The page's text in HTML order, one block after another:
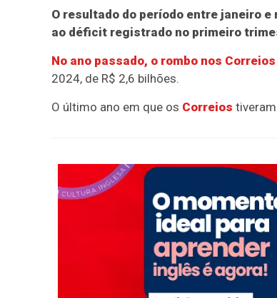
O resultado do período entre janeiro
ao déficit registrado no primeiro
No ano passado, o rombo nos
2024, de R$ 2,6 bilhões.
O último ano em que os Correios